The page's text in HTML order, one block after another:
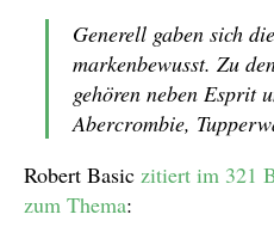
Generell gaben sich
markenbewusst. Zu
gehören neben Esprit
Abercrombie,
Robert Basic zitiert im 321
zum Thema: